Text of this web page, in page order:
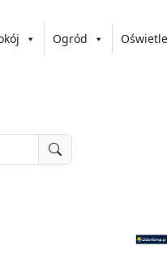
Ogród